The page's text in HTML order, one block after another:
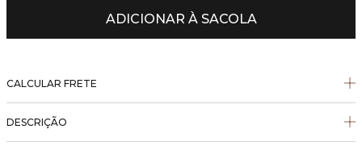
ADICIONAR À SACOLA
CALCULAR FRETE
DESCRIÇÃO